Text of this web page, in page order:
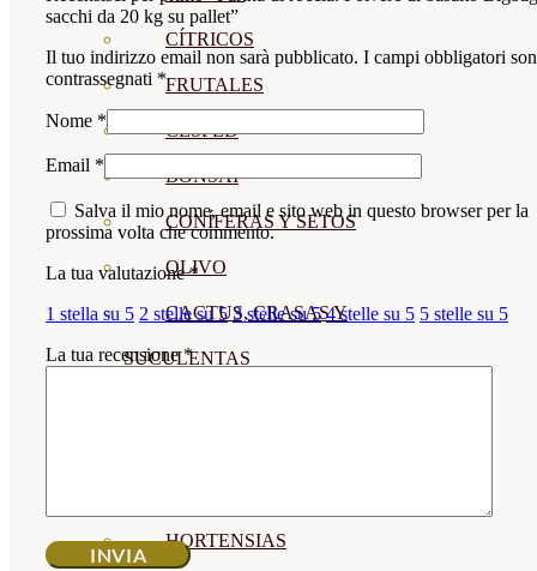
CÍTRICOS
FRUTALES
CÉSPED
BONSAI
CONÍFERAS Y SETOS
OLIVO
CACTUS, CRASAS Y
SUCULENTAS
HORTENSIAS
sacchi da 20 kg su pallet”
Il tuo indirizzo email non sarà pubblicato. I campi obbligatori
contrassegnati *
Nome *
Email *
Salva il mio nome, email e sito web in questo browser per la
prossima volta che commento.
La tua valutazione*
1 stella su 5 2 stelle su 5 3 stelle su 5 4 stelle su 5 5 stelle su 5
La tua recensione*